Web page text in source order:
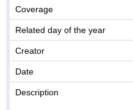
Coverage
Related day of the year
Creator
Date
Description